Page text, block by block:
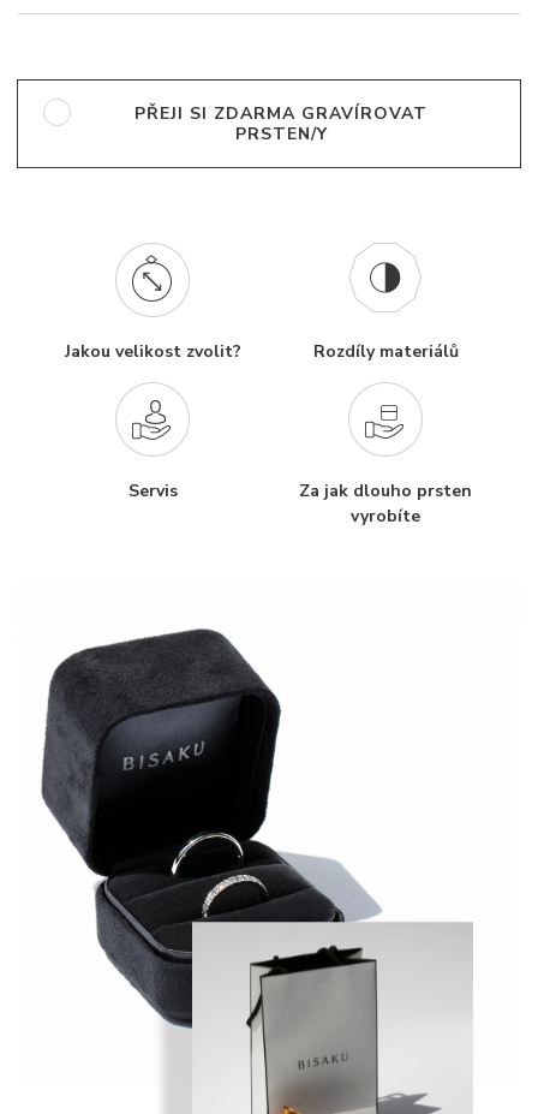
PŘEJI SI ZDARMA GRAVÍROVAT
PRSTEN/Y
Jakou velikost zvolit? Rozdíly materiálů
Servis
Za jak dlouho prsten
vyrobíte